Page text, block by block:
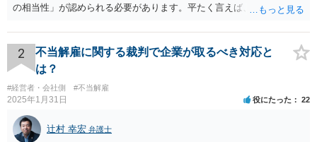
の相当性」が認められる必要があります。平たく言えば、解雇の原因
れます。 日本の労働法上、解雇は非常にハードルが高いです。 解雇が
有効か無効かという点は能力不足の程度にもよりますが、顧問弁護士
の先生は具体的な事情を検討した上で能力不足の程度が解雇を有効と
するほどではないと判断されたのだと思います。 例えば、無断欠勤を
連続する、会社のお金を横領する等の場合には一発で解雇した場合で
も有効と判断されるケースも多いですが、たしかに能力不足のみの場
合はかなり解雇のハードルが高いと言わざるを得ません。 なお、懲戒
解雇の場合には、戒告、譴責、減給、出勤停止等解雇よりも軽い処分
2
不当解雇に関する裁判で企業が取るべき対応と
は？
#経営者・会社側 #不当解雇
2025年1月31日 役にたった 22
辻村 幸宏 弁護士